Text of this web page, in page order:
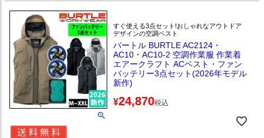
すぐ使える3点セット!おしゃれなアウトドア
デザインの空調ベスト
バートル BURTLE AC2124・
AC10・AC10-2 空調作業服 作業着
エアークラフト ACベスト・ファン
バッテリー3点セット(2026年モデル
新作)
¥24,870税込